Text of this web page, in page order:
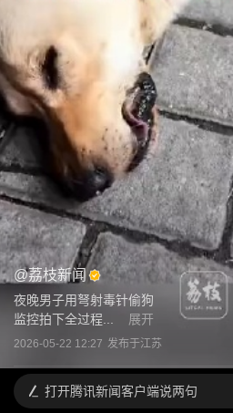
@荔枝新闻
夜晚男子用弩射毒针偷狗
监控拍下全过程...
展开
2026-05-22 12:27 发布于江苏
打开腾讯新闻客户端说两句